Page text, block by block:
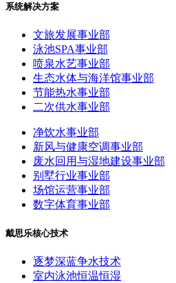
系统解决方案
文旅发展事业部
泳池SPA事业部
喷泉水艺事业部
生态水体与海洋馆事业部
节能热水事业部
二次供水事业部
净饮水事业部
新风与健康空调事业部
废水回用与湿地建设事业部
别墅行业事业部
场馆运营事业部
数字体育事业部
戴思乐核心技术
逐梦深蓝争水技术
室内泳池恒温恒湿